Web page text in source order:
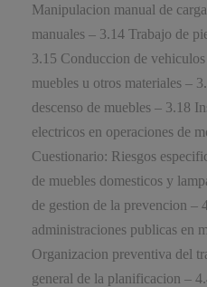
Manipulacion manual de
manuales – 3.14 Trabajo de
3.15 Conduccion de
muebles u otros materiales –
descenso de muebles – 3.18
electricos en operaciones de
Cuestionario: Riesgos
de muebles domesticos y
de gestion de la prevencion –
administraciones publicas en
Organizacion preventiva del
general de la planificacion –